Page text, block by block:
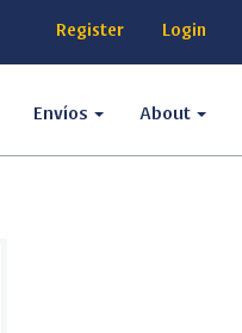
Register Login
Envíos About